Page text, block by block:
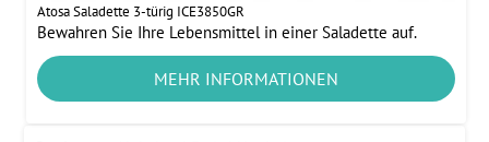
Atosa Saladette 3-türig ICE3850GR
Bewahren Sie Ihre Lebensmittel in einer Saladette auf.
MEHR INFORMATIONEN